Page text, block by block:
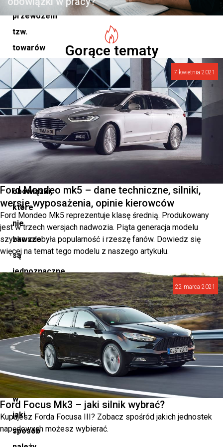
przewozem
tzw.
towarów
wrażliwych.
W
praktyce
nakłada
na
przewoźników
dodatkowe
obowiązki,
które
nie
zawsze
są
jednoznaczne.
Sprawdź,
jakie
towary
obejmuje
system
i
w
jaki
sposób
Gorące tematy
7 kwietnia 2021
Ford Mondeo mk5 – dane techniczne, silniki,
wersje wyposażenia, opinie kierowców
Ford Mondeo Mk5 reprezentuje klasę średnią. Produkowany
jest w trzech wersjach nadwozia. Piąta generacja modelu
szybko zdobyła popularność i rzeszę fanów. Dowiedz się
więcej na temat tego modelu z naszego artykułu.
22 marca 2021
Ford Focus Mk3 – jaki silnik wybrać?
Kupujesz Forda Focusa III? Zobacz spośród jakich jednostek
napędowych możesz wybierać.